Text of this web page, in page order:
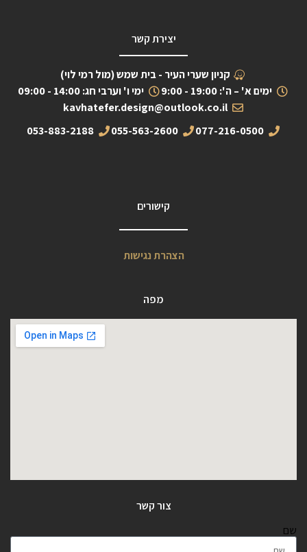
יצירת קשר
קניון שערי העיר - בית שמש (מול רמי לוי)
ימים א' – ה': 19:00 - 9:00
ימי ו' וערבי חג: 14:00 - 09:00
kavhatefer.design@outlook.co.il
077-216-0500
055-563-2600
053-883-2188
קישורים
הצהרת נגישות
מפה
צור קשר
שם